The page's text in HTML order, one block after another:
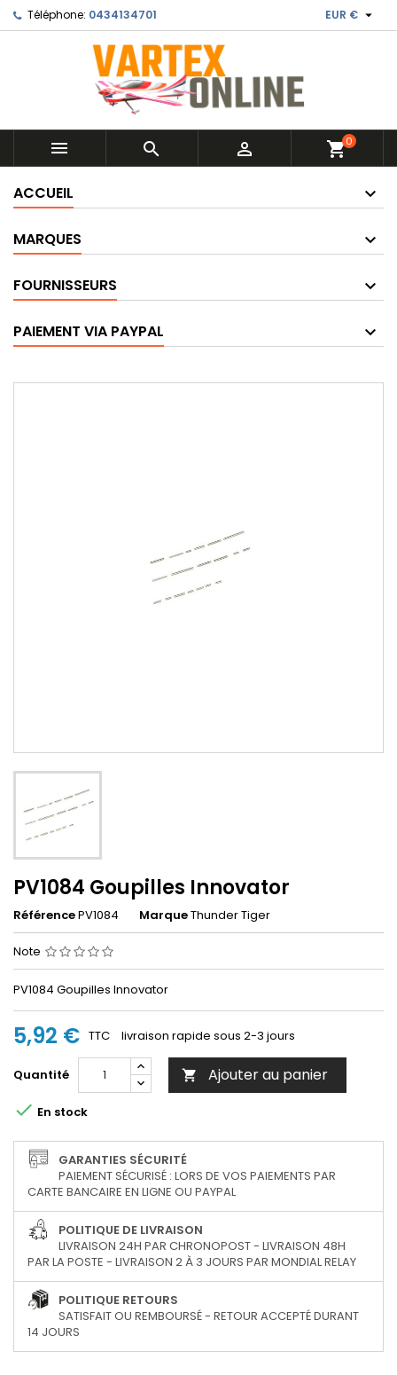
Téléphone: 0434134701 EUR € 
   shopping_cart0
ACCUEIL
MARQUES
FOURNISSEURS
PAIEMENT VIA PAYPAL
PV1084 Goupilles Innovator
RéférencePV1084 MarqueThunder Tiger
Note
PV1084 Goupilles Innovator
5,92 € TTC livraison rapide sous 2-3 jours
Quantité  Ajouter au panier
 En stock
GARANTIES SÉCURITÉ
PAIEMENT SÉCURISÉ : LORS DE VOS PAIEMENTS PAR
CARTE BANCAIRE EN LIGNE OU PAYPAL
POLITIQUE DE LIVRAISON
LIVRAISON 24H PAR CHRONOPOST - LIVRAISON 48H
PAR LA POSTE - LIVRAISON 2 À 3 JOURS PAR MONDIAL RELAY
POLITIQUE RETOURS
SATISFAIT OU REMBOURSÉ - RETOUR ACCEPTÉ DURANT
14 JOURS